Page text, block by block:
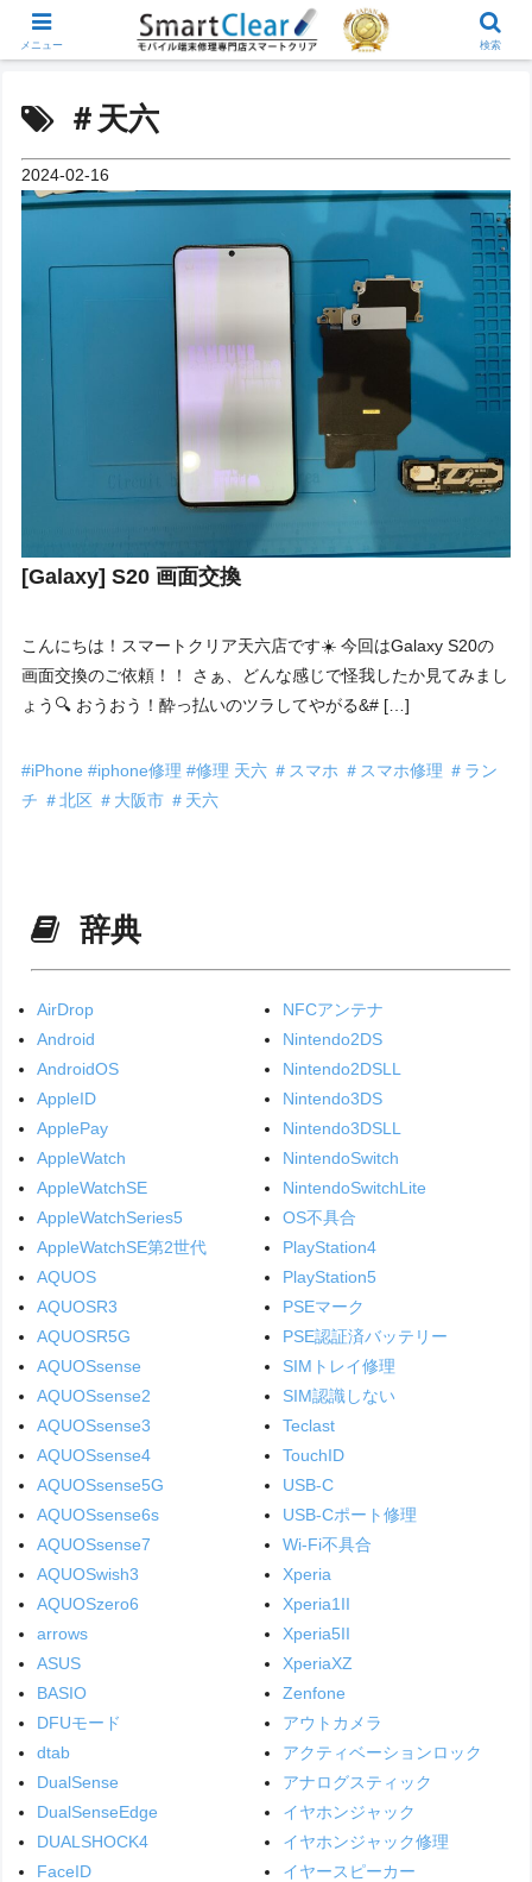
＃天六
2024-02-16
[Galaxy] S20 画面交換
こんにちは！スマートクリア天六店です☀️ 今回はGalaxy S20の
画面交換のご依頼！！ さぁ、どんな感じで怪我したか見てみまし
ょう🔍 おうおう！酔っ払いのツラしてやがる&# […]
#iPhone#iphone修理#修理 天六 ＃スマホ ＃スマホ修理 ＃ラン
チ ＃北区 ＃大阪市 ＃天六
辞典
AirDrop
Android
AndroidOS
AppleID
ApplePay
AppleWatch
AppleWatchSE
AppleWatchSeries5
AppleWatchSE第2世代
AQUOS
AQUOSR3
AQUOSR5G
AQUOSsense
AQUOSsense2
AQUOSsense3
AQUOSsense4
AQUOSsense5G
AQUOSsense6s
AQUOSsense7
AQUOSwish3
AQUOSzero6
arrows
ASUS
BASIO
DFUモード
dtab
DualSense
DualSenseEdge
DUALSHOCK4
FaceID
NFCアンテナ
Nintendo2DS
Nintendo2DSLL
Nintendo3DS
Nintendo3DSLL
NintendoSwitch
NintendoSwitchLite
OS不具合
PlayStation4
PlayStation5
PSEマーク
PSE認証済バッテリー
SIMトレイ修理
SIM認識しない
Teclast
TouchID
USB-C
USB-Cポート修理
Wi-Fi不具合
Xperia
Xperia1II
Xperia5II
XperiaXZ
Zenfone
アウトカメラ
アクティベーションロック
アナログスティック
イヤホンジャック
イヤホンジャック修理
イヤースピーカー
メニュー 検索